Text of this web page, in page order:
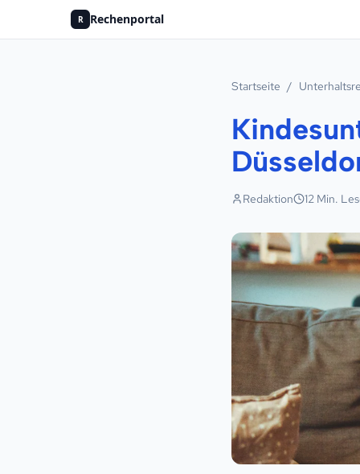
R Rechenportal
Startseite /
Redaktion 12 Min.